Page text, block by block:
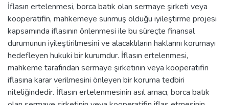
İflasın ertelenmesi, borca batık olan sermaye şirketi veya
kooperatifin, mahkemeye sunmuş olduğu iyileştirme projesi
kapsamında iflasının önlenmesi ile bu süreçte finansal
durumunun iyileştirilmesini ve alacaklıların haklarını korumayı
hedefleyen hukuki bir kurumdur. İflasın ertelenmesi,
mahkeme tarafından sermaye şirketinin veya kooperatifin
iflasına karar verilmesini önleyen bir koruma tedbiri
niteliğindedir. İflasın ertelenmesinin asıl amacı, borca batık